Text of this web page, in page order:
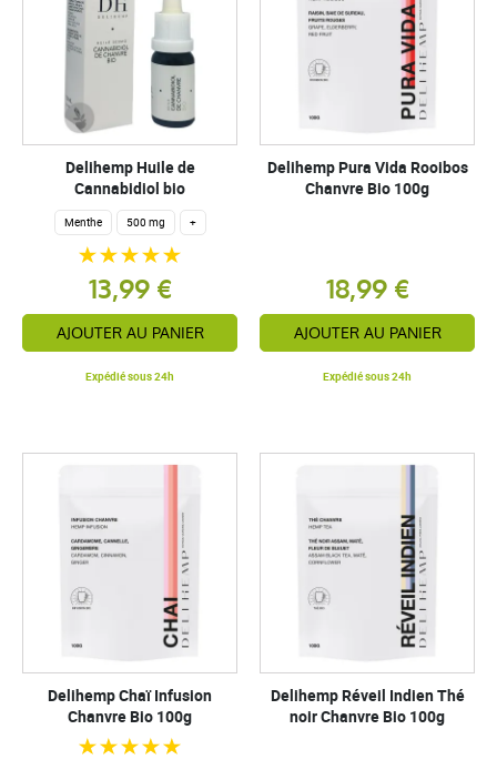
Delihemp Huile de
Cannabidiol bio
Menthe 500 mg +
13,99 €
AJOUTER AU PANIER
Expédié sous 24h
Delihemp Pura Vida Rooibos
Chanvre Bio 100g
18,99 €
AJOUTER AU PANIER
Expédié sous 24h
Delihemp Chaï Infusion
Chanvre Bio 100g
Delihemp Réveil Indien Thé
noir Chanvre Bio 100g